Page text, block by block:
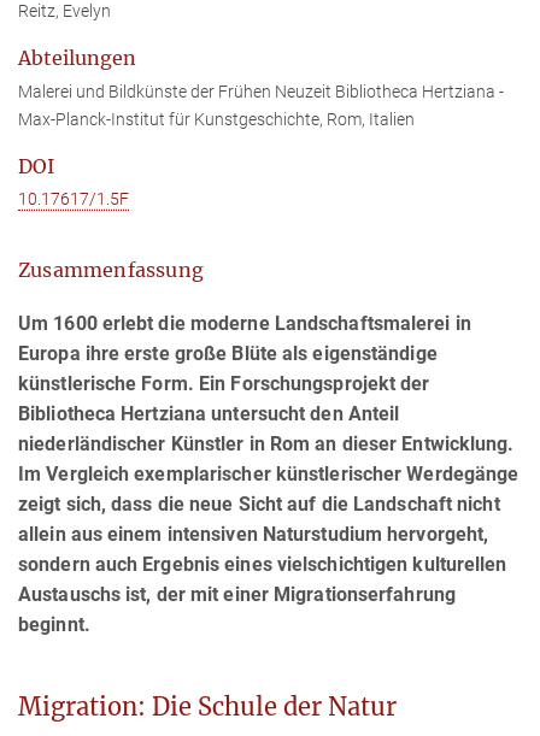
Reitz, Evelyn
Abteilungen
Malerei und Bildkünste der Frühen Neuzeit Bibliotheca Hertziana -
Max-Planck-Institut für Kunstgeschichte, Rom, Italien
DOI
10.17617/1.5F
Zusammenfassung
Um 1600 erlebt die moderne Landschaftsmalerei in
Europa ihre erste große Blüte als eigenständige
künstlerische Form. Ein Forschungsprojekt der
Bibliotheca Hertziana untersucht den Anteil
niederländischer Künstler in Rom an dieser Entwicklung.
Im Vergleich exemplarischer künstlerischer Werdegänge
zeigt sich, dass die neue Sicht auf die Landschaft nicht
allein aus einem intensiven Naturstudium hervorgeht,
sondern auch Ergebnis eines vielschichtigen kulturellen
Austauschs ist, der mit einer Migrationserfahrung
beginnt.
Migration: Die Schule der Natur